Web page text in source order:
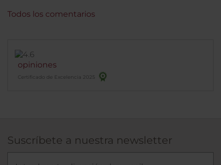
Recomendable 100%
opiniones
Certificado de Excelencia 2025
Todos los comentarios
Suscríbete a nuestra newsletter